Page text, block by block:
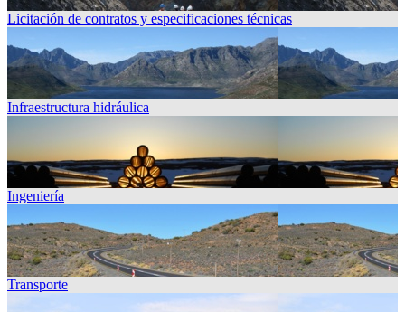
Licitación de contratos y especificaciones técnicas
Infraestructura hidráulica
Ingeniería
Transporte